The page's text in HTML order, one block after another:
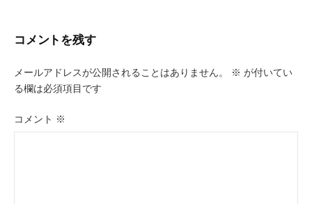
ビ
ゲ
ー
シ
コメントを残す
メールアドレスが公開されることはありません。 ※ が付いてい
る欄は必須項目です
コメント ※